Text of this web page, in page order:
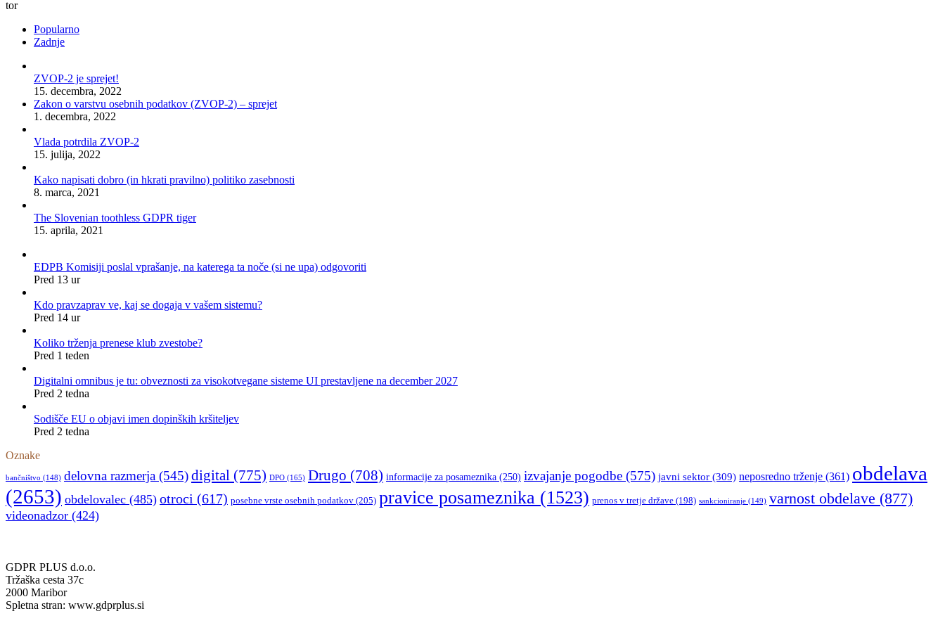
tor
Popularno
Zadnje
ZVOP-2 je sprejet!
15. decembra, 2022
Zakon o varstvu osebnih podatkov (ZVOP-2) – sprejet
1. decembra, 2022
Vlada potrdila ZVOP-2
15. julija, 2022
Kako napisati dobro (in hkrati pravilno) politiko zasebnosti
8. marca, 2021
The Slovenian toothless GDPR tiger
15. aprila, 2021
EDPB Komisiji poslal vprašanje, na katerega ta noče (si ne upa) odgovoriti
Pred 13 ur
Kdo pravzaprav ve, kaj se dogaja v vašem sistemu?
Pred 14 ur
Koliko trženja prenese klub zvestobe?
Pred 1 teden
Digitalni omnibus je tu: obveznosti za visokotvegane sisteme UI prestavljene na december 2027
Pred 2 tedna
Sodišče EU o objavi imen dopinških kršiteljev
Pred 2 tedna
Oznake
bančništvo (148) delovna razmerja (545)digital (775) DPO (165) Drugo (708) informacije za posameznika (250) izvajanje pogodbe (575) javni sektor (309) neposredno trženje (361) obdelava
(2653) obdelovalec (485) otroci (617) posebne vrste osebnih podatkov (205) pravice posameznika (1523) prenos v tretje države (198) sankcioniranje (149) varnost obdelave (877)
videonadzor (424)
GDPR PLUS d.o.o.
Tržaška cesta 37c
2000 Maribor
Spletna stran: www.gdprplus.si